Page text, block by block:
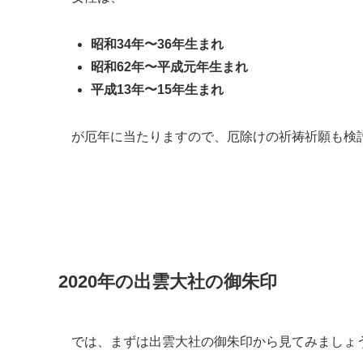
昭和34年〜36年生まれ
昭和62年〜平成元年生まれ
平成13年〜15年生まれ
が厄年に当たりますので、厄除けの祈祷祈願も検
2020年の出雲大社の御朱印
では、まずは出雲大社の御朱印から見てみましょ